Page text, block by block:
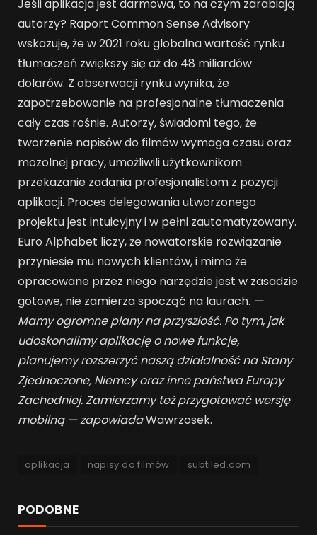
Jeśli aplikacja jest darmowa, to na czym zarabiają
autorzy? Raport Common Sense Advisory
wskazuje, że w 2021 roku globalna wartość rynku
tłumaczeń zwiększy się aż do 48 miliardów
dolarów. Z obserwacji rynku wynika, że
zapotrzebowanie na profesjonalne tłumaczenia
cały czas rośnie. Autorzy, świadomi tego, że
tworzenie napisów do filmów wymaga czasu oraz
mozolnej pracy, umożliwili użytkownikom
przekazanie zadania profesjonalistom z pozycji
aplikacji. Proces delegowania utworzonego
projektu jest intuicyjny i w pełni zautomatyzowany.
Euro Alphabet liczy, że nowatorskie rozwiązanie
przyniesie mu nowych klientów, i mimo że
opracowane przez niego narzędzie jest w zasadzie
gotowe, nie zamierza spocząć na laurach. —
Mamy ogromne plany na przyszłość. Po tym, jak
udoskonalimy aplikację o nowe funkcje,
planujemy rozszerzyć naszą działalność na Stany
Zjednoczone, Niemcy oraz inne państwa Europy
Zachodniej. Zamierzamy też przygotować wersję
mobilną — zapowiadaWawrzosek.
aplikacja napisy do filmów subtiled.com
PODOBNE